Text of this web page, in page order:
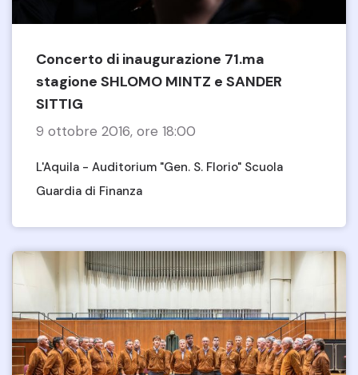
Concerto di inaugurazione 71.ma
stagione SHLOMO MINTZ e SANDER
SITTIG
9 ottobre 2016, ore 18:00
L'Aquila - Auditorium "Gen. S. Florio" Scuola
Guardia di Finanza